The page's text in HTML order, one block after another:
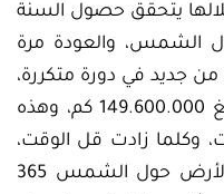
يتحقق حصول السنة
في 12 منزلًا حول الشمس، والعودة مرة
من جديد في دورة متكررة،
يحدد ثباتها ثبات هذا البعد والبالغ 149.600.000 كم، وهذه
وكلما زادت قل الوقت،
وبعبارة أخرى فإن وقت دوران الأرض حول الشمس 365